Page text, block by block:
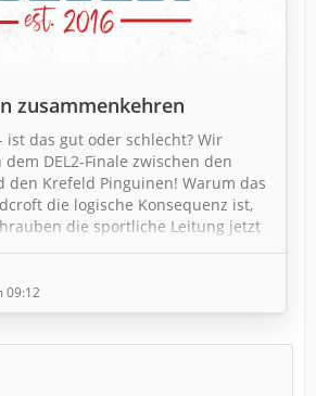
zusammenkehren
ist das gut oder schlecht? Wir
DEL2-Finale zwischen den
den Krefeld Pinguinen! Warum das
die logische Konsequenz ist,
die sportliche Leitung jetzt
der Kader für den nächsten
– das alles klären wir in der
09:12